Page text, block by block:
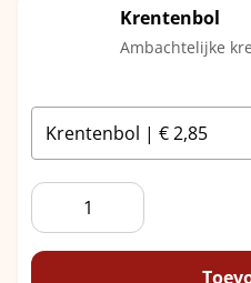
Krentenbol
Ambachtelijke
Krentenbol
aantal